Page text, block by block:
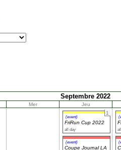
Septembre 2022
Mer
Jeu
1
(event)
FriRun Cup 2022
all day
(event)
Coupe Journal LA